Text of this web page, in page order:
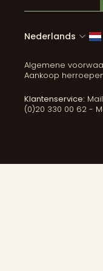
Nederlands
Algemene
Aankoop
Klantenservice:
(0)20 330 00 62 -